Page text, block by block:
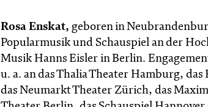
Rosa Enskat, geboren in
Popularmusik und Schauspiel an der
Musik Hanns Eisler in Berlin.
u. a. an das Thalia Theater Hamburg,
das Neumarkt Theater Zürich, das